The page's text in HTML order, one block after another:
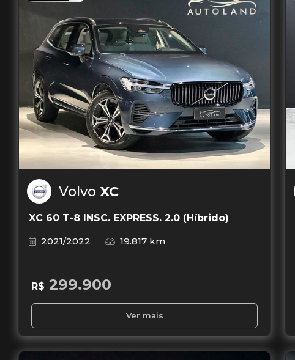
Volvo XC
XC 60 T-8 INSC. EXPRESS. 2.0 (Híbrido)
2021/2022
19.817 km
R$ 299.900
Ver mais